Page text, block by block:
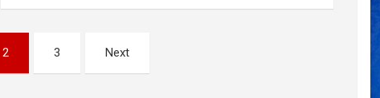
2 3 Next